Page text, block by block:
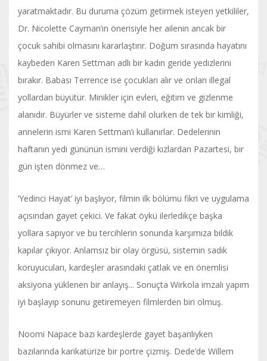
yaratmaktadır. Bu duruma çözüm getirmek isteyen yetkililer,
Dr. Nicolette Cayman’ın önerisiyle her ailenin ancak bir
çocuk sahibi olmasını kararlaştırır. Doğum sırasında hayatını
kaybeden Karen Settman adlı bir kadın geride yedizlerini
bırakır. Babası Terrence ise çocukları alır ve onları illegal
yollardan büyütür. Minikler için evleri, eğitim ve gizlenme
alanıdır. Büyürler ve sisteme dahil olurken de tek bir kimliği,
annelerin ismi Karen Settman’ı kullanırlar. Dedelerinin
haftanın yedi gününün ismini verdiği kızlardan Pazartesi, bir
gün işten dönmez ve…
‘Yedinci Hayat’ iyi başlıyor, filmin ilk bölümü fikri ve uygulama
açısından gayet çekici. Ve fakat öykü ilerledikçe başka
yollara sapıyor ve bu tercihlerin sonunda karşımıza bildik
kapılar çıkıyor. Anlamsız bir olay örgüsü, sistemin sadık
koruyucuları, kardeşler arasındaki çatlak ve en önemlisi
aksiyona yüklenen bir anlayış... Sonuçta Wirkola imzalı yapım
iyi başlayıp sonunu getiremeyen filmlerden biri olmuş.
Noomi Napace bazı kardeşlerde gayet başarılıyken
bazılarında karikatürize bir portre çizmiş. Dede’de Willem